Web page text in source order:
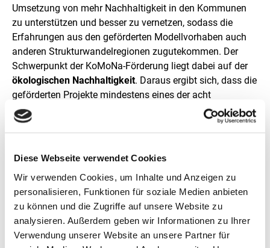
Diese Webseite verwendet Cookies
Wir verwenden Cookies, um Inhalte und Anzeigen zu
personalisieren, Funktionen für soziale Medien anbieten
zu können und die Zugriffe auf unsere Website zu
analysieren. Außerdem geben wir Informationen zu Ihrer
Verwendung unserer Website an unsere Partner für
Umsetzung von mehr Nachhaltigkeit in den Kommunen
zu unterstützen und besser zu vernetzen, sodass die
Erfahrungen aus den geförderten Modellvorhaben auch
anderen Strukturwandelregionen zugutekommen. Der
Schwerpunkt der KoMoNa-Förderung liegt dabei auf der
ökologischen Nachhaltigkeit. Daraus ergibt sich, dass die
geförderten Projekte mindestens eines der acht
umweltbezogenen Nachhaltigkeitsziele adressieren
müssen. Oft sind es deutlich mehr.